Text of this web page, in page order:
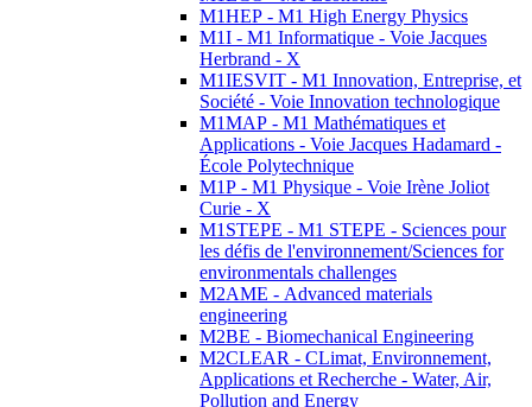
M1HEP - M1 High Energy Physics
M1I - M1 Informatique - Voie Jacques
Herbrand - X
M1IESVIT - M1 Innovation, Entreprise, et
Société - Voie Innovation technologique
M1MAP - M1 Mathématiques et
Applications - Voie Jacques Hadamard -
École Polytechnique
M1P - M1 Physique - Voie Irène Joliot
Curie - X
M1STEPE - M1 STEPE - Sciences pour
les défis de l'environnement/Sciences for
environmentals challenges
M2AME - Advanced materials
engineering
M2BE - Biomechanical Engineering
M2CLEAR - CLimat, Environnement,
Applications et Recherche - Water, Air,
Pollution and Energy